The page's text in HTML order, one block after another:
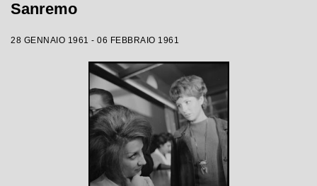
Sanremo
28 GENNAIO 1961 - 06 FEBBRAIO 1961